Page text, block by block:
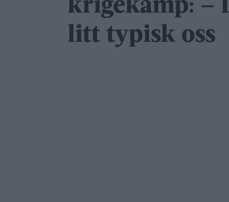
krigekamp: –
litt typisk oss